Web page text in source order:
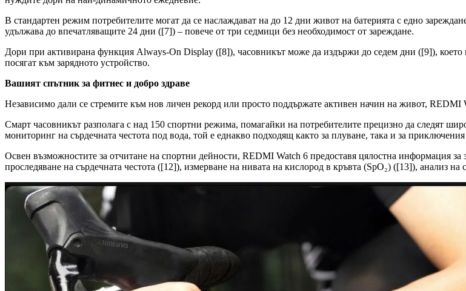
В стандартен режим потребителите могат да се наслаждават на до 12 дни живот на батерията с едно
удължава до впечатляващите 24 дни ([7]) – повече от три седмици без необходимост от зареждане.
Дори при активирана функция Always-On Display ([8]), часовникът може да издържи до седем дни ([9]), което
посягат към зарядното устройство.
Вашият спътник за фитнес и добро здраве
Независимо дали се стремите към нов личен рекорд или просто поддържате активен начин на живот, REDMI
Смарт часовникът разполага с над 150 спортни режима, помагайки на потребителите прецизно да следят
мониторинг на сърдечната честота под вода, той е еднакво подходящ както за плуване, така и за
Освен възможностите за отчитане на спортни дейности, REDMI Watch 6 предоставя цялостна информация
проследяване на сърдечната честота ([12]), измерване на нивата на кислород в кръвта (SpO₂) ([13]), анализ